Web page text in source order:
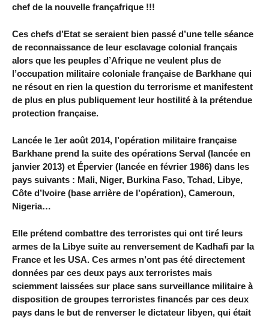
chef de la nouvelle françafrique !!!
Ces chefs d’Etat se seraient bien passé d’une telle séance
de reconnaissance de leur esclavage colonial français
alors que les peuples d’Afrique ne veulent plus de
l’occupation militaire coloniale française de Barkhane qui
ne résout en rien la question du terrorisme et manifestent
de plus en plus publiquement leur hostilité à la prétendue
protection française.
Lancée le 1er août 2014, l’opération militaire française
Barkhane prend la suite des opérations Serval (lancée en
janvier 2013) et Épervier (lancée en février 1986) dans les
pays suivants : Mali, Niger, Burkina Faso, Tchad, Libye,
Côte d’Ivoire (base arrière de l’opération), Cameroun,
Nigeria…
Elle prétend combattre des terroristes qui ont tiré leurs
armes de la Libye suite au renversement de Kadhafi par la
France et les USA. Ces armes n’ont pas été directement
données par ces deux pays aux terroristes mais
sciemment laissées sur place sans surveillance militaire à
disposition de groupes terroristes financés par ces deux
pays dans le but de renverser le dictateur libyen, qui était